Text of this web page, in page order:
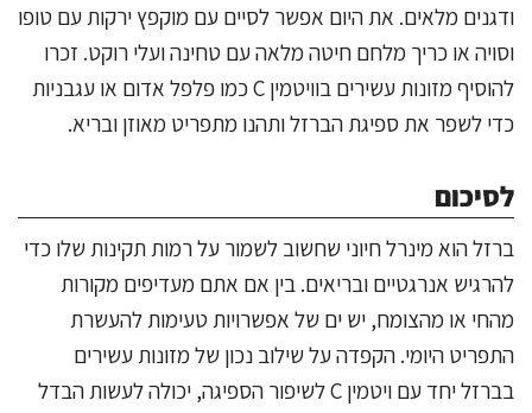
ודגנים מלאים. את היום אפשר לסיים עם מוקפץ ירקות עם טופו
וסויה או כריך מלחם חיטה מלאה עם טחינה ועלי רוקט. זכרו
להוסיף מזונות עשירים בוויטמין C כמו פלפל אדום או עגבניות
כדי לשפר את ספיגת הברזל ותהנו מתפריט מאוזן ובריא.
לסיכום
ברזל הוא מינרל חיוני שחשוב לשמור על רמות תקינות שלו כדי
להרגיש אנרגטיים ובריאים. בין אם אתם מעדיפים מקורות
מהחי או מהצומח, יש ים של אפשרויות טעימות להעשרת
התפריט היומי. הקפדה על שילוב נכון של מזונות עשירים
בברזל יחד עם ויטמין C לשיפור הספיגה, יכולה לעשות הבדל